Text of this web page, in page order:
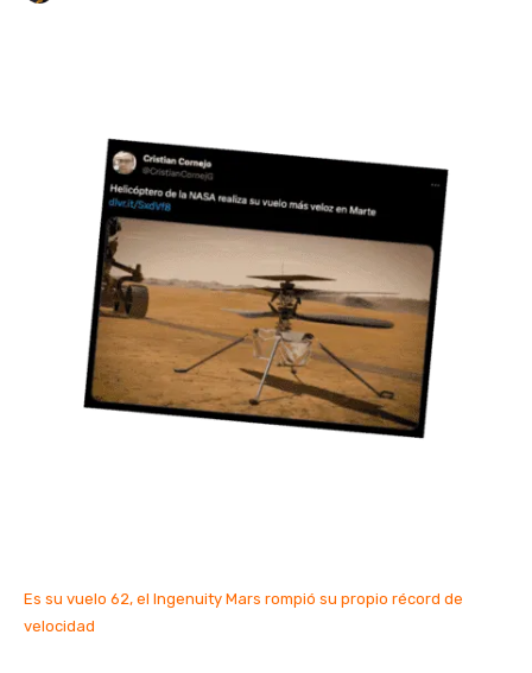
Es su vuelo 62, el Ingenuity Mars rompió su propio récord de
velocidad